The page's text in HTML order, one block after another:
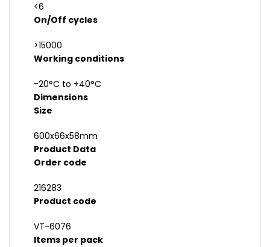
<6
On/Off cycles
>15000
Working conditions
-20°C to +40°C
Dimensions
Size
600x66x58mm
Product Data
Order code
216283
Product code
VT-6076
Items per pack